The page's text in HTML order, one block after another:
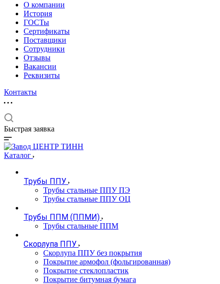
О компании
История
ГОСТы
Сертификаты
Поставщики
Сотрудники
Отзывы
Вакансии
Реквизиты
Контакты
Быстрая заявка
Каталог
Трубы ППУ
Трубы стальные ППУ ПЭ
Трубы стальные ППУ ОЦ
Трубы ППМ (ППМИ)
Трубы стальные ППМ
Скорлупа ППУ
Скорлупа ППУ без покрытия
Покрытие армофол (фольгированная)
Покрытие стеклопластик
Покрытие битумная бумага